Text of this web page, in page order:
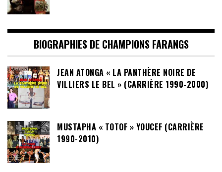
BIOGRAPHIES DE CHAMPIONS FARANGS
JEAN ATONGA « LA PANTHÈRE NOIRE DE
VILLIERS LE BEL » (CARRIÈRE 1990-2000)
MUSTAPHA « TOTOF » YOUCEF (CARRIÈRE
1990-2010)